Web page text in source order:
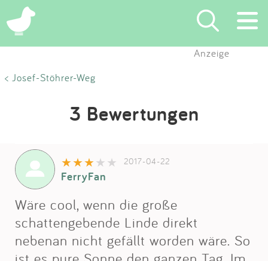
Eintragen
Partner
Kontakt
Anzeige
< Josef-Stöhrer-Weg
3 Bewertungen
2017-04-22
FerryFan
Wäre cool, wenn die große
schattengebende Linde direkt
nebenan nicht gefällt worden wäre. So